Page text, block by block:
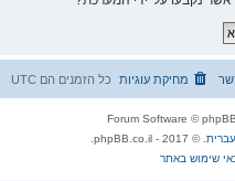
כל הזמנים הם UTC מחיקת עוגיות
. © 2017 - phpBB.co.il.
שימוש באתר